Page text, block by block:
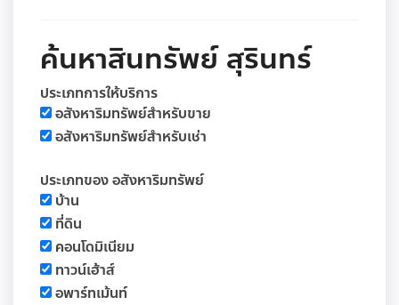
ค้นหาสินทรัพย์ สุรินทร์
ประเภทการให้บริการ
อสังหาริมทรัพย์สำหรับขาย
อสังหาริมทรัพย์สำหรับเช่า
ประเภทของ อสังหาริมทรัพย์
บ้าน
ที่ดิน
คอนโดมิเนียม
ทาวน์เฮ้าส์
อพาร์ทเม้นท์